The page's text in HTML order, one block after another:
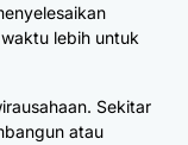
lebih untuk
Sekitar
atau